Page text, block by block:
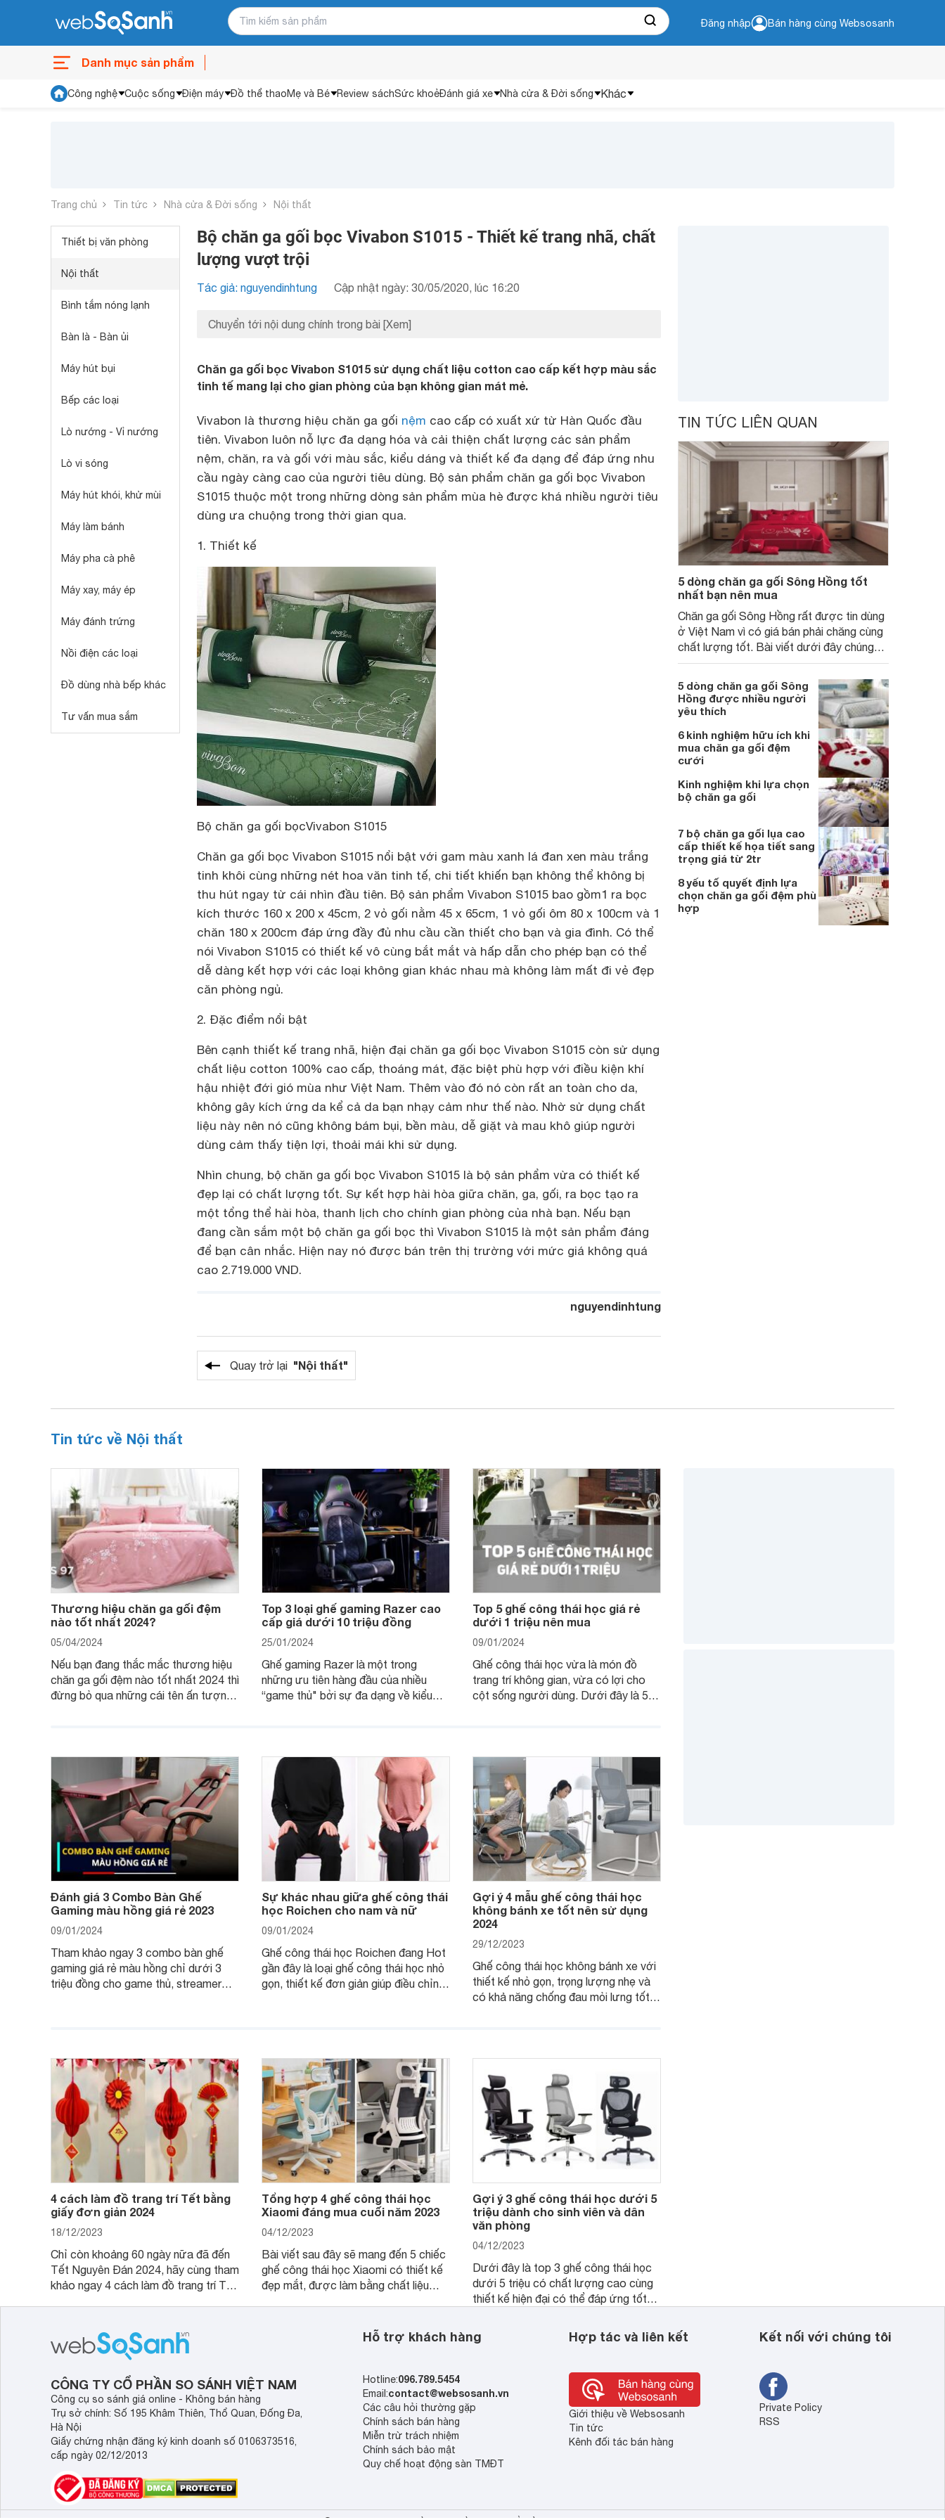
Đăng nhập Bán hàng cùng Websosanh
Danh mục sản phẩm
Công nghệ Cuộc sống Điện máy Đồ thể thaoMẹ và Bé Review sáchSức khoẻĐánh giá xe Nhà cửa & Đời sống Khác
Trang chủ Tin tức Nhà cửa & Đời sống Nội thất
Thiết bị văn phòng
Nội thất
Bình tắm nóng lạnh
Bàn là - Bàn ủi
Máy hút bụi
Bếp các loại
Lò nướng - Vỉ nướng
Lò vi sóng
Máy hút khói, khử mùi
Máy làm bánh
Máy pha cà phê
Máy xay, máy ép
Máy đánh trứng
Nồi điện các loại
Đồ dùng nhà bếp khác
Tư vấn mua sắm
Bộ chăn ga gối bọc Vivabon S1015 - Thiết kế trang nhã, chất
lượng vượt trội
Tác giả: nguyendinhtung Cập nhật ngày: 30/05/2020, lúc 16:20
Chuyển tới nội dung chính trong bài [Xem]
Chăn ga gối bọc Vivabon S1015 sử dụng chất liệu cotton cao cấp kết hợp màu sắc
tinh tế mang lại cho gian phòng của bạn không gian mát mẻ.
Vivabon là thương hiệu chăn ga gối nệm cao cấp có xuất xứ từ Hàn Quốc đầu
tiên. Vivabon luôn nỗ lực đa dạng hóa và cải thiện chất lượng các sản phẩm
nệm, chăn, ra và gối với màu sắc, kiểu dáng và thiết kế đa dạng để đáp ứng nhu
cầu ngày càng cao của người tiêu dùng. Bộ sản phẩm chăn ga gối bọc Vivabon
S1015 thuộc một trong những dòng sản phẩm mùa hè được khá nhiều người tiêu
dùng ưa chuộng trong thời gian qua.
1. Thiết kế
Bộ chăn ga gối bọcVivabon S1015
Chăn ga gối bọc Vivabon S1015 nổi bật với gam màu xanh lá đan xen màu trắng
tinh khôi cùng những nét hoa văn tinh tế, chi tiết khiến bạn không thể không bị
thu hút ngay từ cái nhìn đầu tiên. Bộ sản phẩm Vivabon S1015 bao gồm1 ra bọc
kích thước 160 x 200 x 45cm, 2 vỏ gối nằm 45 x 65cm, 1 vỏ gối ôm 80 x 100cm và 1
chăn 180 x 200cm đáp ứng đầy đủ nhu cầu cần thiết cho bạn và gia đình. Có thể
nói Vivabon S1015 có thiết kế vô cùng bắt mắt và hấp dẫn cho phép bạn có thể
dễ dàng kết hợp với các loại không gian khác nhau mà không làm mất đi vẻ đẹp
căn phòng ngủ.
2. Đặc điểm nổi bật
Bên cạnh thiết kế trang nhã, hiện đại chăn ga gối bọc Vivabon S1015 còn sử dụng
chất liệu cotton 100% cao cấp, thoáng mát, đặc biệt phù hợp với điều kiện khí
hậu nhiệt đới gió mùa như Việt Nam. Thêm vào đó nó còn rất an toàn cho da,
không gây kích ứng da kể cả da bạn nhạy cảm như thế nào. Nhờ sử dụng chất
liệu này nên nó cũng không bám bụi, bền màu, dễ giặt và mau khô giúp người
dùng cảm thấy tiện lợi, thoải mái khi sử dụng.
Nhìn chung, bộ chăn ga gối bọc Vivabon S1015 là bộ sản phẩm vừa có thiết kế
đẹp lại có chất lượng tốt. Sự kết hợp hài hòa giữa chăn, ga, gối, ra bọc tạo ra
một tổng thể hài hòa, thanh lịch cho chính gian phòng của nhà bạn. Nếu bạn
đang cần sắm một bộ chăn ga gối bọc thì Vivabon S1015 là một sản phẩm đáng
để bạn cân nhắc. Hiện nay nó được bán trên thị trường với mức giá không quá
cao 2.719.000 VND.
nguyendinhtung
Quay trở lại "Nội thất"
TIN TỨC LIÊN QUAN
5 dòng chăn ga gối Sông Hồng tốt
nhất bạn nên mua
Chăn ga gối Sông Hồng rất được tin dùng
ở Việt Nam vì có giá bán phải chăng cùng
chất lượng tốt. Bài viết dưới đây chúng
tôi sẽ giới thiệu đến bạn 5 dòng chăn ga
gối Sông Hồng tốt nhất bạn nên mua để
bạn có thêm thông tin để lựa chọn sản
phẩm phù hợp cho gia đình mình.
5 dòng chăn ga gối Sông
Hồng được nhiều người
yêu thích
6 kinh nghiệm hữu ích khi
mua chăn ga gối đệm
cưới
Kinh nghiệm khi lựa chọn
bộ chăn ga gối
7 bộ chăn ga gối lụa cao
cấp thiết kế họa tiết sang
trọng giá từ 2tr
8 yếu tố quyết định lựa
chọn chăn ga gối đệm phù
hợp
Tin tức về Nội thất
Thương hiệu chăn ga gối đệm
nào tốt nhất 2024?
05/04/2024
Nếu bạn đang thắc mắc thương hiệu
chăn ga gối đệm nào tốt nhất 2024 thì
đừng bỏ qua những cái tên ấn tượng
ưu điểm của từng thương hiệu chăn
ga gối đệm để biết tại sao nên mua
nhé!
Top 3 loại ghế gaming Razer cao
cấp giá dưới 10 triệu đồng
25/01/2024
Ghế gaming Razer là một trong
những ưu tiên hàng đầu của nhiều
“game thủ" bởi sự đa dạng về kiểu
Top 5 ghế công thái học giá rẻ
dưới 1 triệu nên mua
09/01/2024
Ghế công thái học vừa là món đồ
trang trí không gian, vừa có lợi cho
cột sống người dùng. Dưới đây là 5
Đánh giá 3 Combo Bàn Ghế
Gaming màu hồng giá rẻ 2023
09/01/2024
Tham khảo ngay 3 combo bàn ghế
gaming giá rẻ màu hồng chỉ dưới 3
triệu đồng cho game thủ, streamer
Sự khác nhau giữa ghế công thái
học Roichen cho nam và nữ
09/01/2024
Ghế công thái học Roichen đang Hot
gần đây là loại ghế công thái học nhỏ
gọn, thiết kế đơn giản giúp điều chỉnh
Gợi ý 4 mẫu ghế công thái học
không bánh xe tốt nên sử dụng
2024
29/12/2023
Ghế công thái học không bánh xe với
thiết kế nhỏ gọn, trọng lượng nhẹ và
có khả năng chống đau mỏi lưng tốt
4 cách làm đồ trang trí Tết bằng
giấy đơn giản 2024
18/12/2023
Chỉ còn khoảng 60 ngày nữa đã đến
Tết Nguyên Đán 2024, hãy cùng tham
khảo ngay 4 cách làm đồ trang trí Tết
Tổng hợp 4 ghế công thái học
Xiaomi đáng mua cuối năm 2023
04/12/2023
Bài viết sau đây sẽ mang đến 5 chiếc
ghế công thái học Xiaomi có thiết kế
đẹp mắt, được làm bằng chất liệu
Gợi ý 3 ghế công thái học dưới 5
triệu dành cho sinh viên và dân
văn phòng
04/12/2023
Dưới đây là top 3 ghế công thái học
dưới 5 triệu có chất lượng cao cùng
thiết kế hiện đại có thể đáp ứng tốt
viên hoặc dân văn phòng.
CÔNG TY CỔ PHẦN SO SÁNH VIỆT NAM
Công cụ so sánh giá online - Không bán hàng
Trụ sở chính: Số 195 Khâm Thiên, Thổ Quan, Đống Đa,
Hà Nội
Giấy chứng nhận đăng ký kinh doanh số 0106373516,
cấp ngày 02/12/2013
Hỗ trợ khách hàng
Hotline:096.789.5454
Email:contact@websosanh.vn
Các câu hỏi thường gặp
Chính sách bán hàng
Miễn trừ trách nhiệm
Chính sách bảo mật
Quy chế hoạt động sàn TMĐT
Hợp tác và liên kết
Giới thiệu về Websosanh
Tin tức
Kênh đối tác bán hàng
Kết nối với chúng tôi
Private Policy
RSS